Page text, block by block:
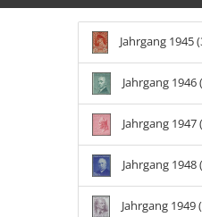
Jahrgang 1945
Jahrgang 1946
Jahrgang 1947
Jahrgang 1948
Jahrgang 1949